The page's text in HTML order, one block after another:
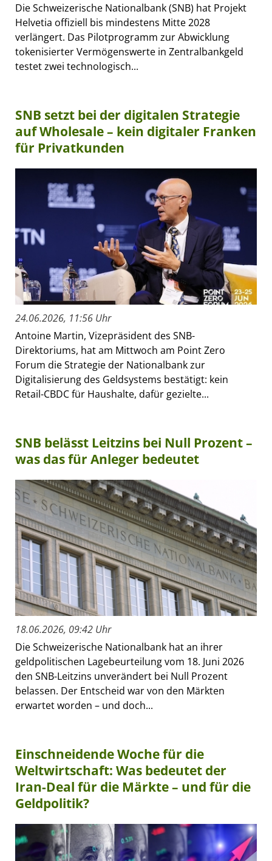
Die Schweizerische Nationalbank (SNB) hat Projekt
Helvetia offiziell bis mindestens Mitte 2028
verlängert. Das Pilotprogramm zur Abwicklung
tokenisierter Vermögenswerte in Zentralbankgeld
testet zwei technologisch...
SNB setzt bei der digitalen Strategie
auf Wholesale – kein digitaler Franken
für Privatkunden
24.06.2026, 11:56 Uhr
Antoine Martin, Vizepräsident des SNB-
Direktoriums, hat am Mittwoch am Point Zero
Forum die Strategie der Nationalbank zur
Digitalisierung des Geldsystems bestätigt: kein
Retail-CBDC für Haushalte, dafür gezielte...
SNB belässt Leitzins bei Null Prozent –
was das für Anleger bedeutet
18.06.2026, 09:42 Uhr
Die Schweizerische Nationalbank hat an ihrer
geldpolitischen Lagebeurteilung vom 18. Juni 2026
den SNB-Leitzins unverändert bei Null Prozent
belassen. Der Entscheid war von den Märkten
erwartet worden – und doch...
Einschneidende Woche für die
Weltwirtschaft: Was bedeutet der
Iran-Deal für die Märkte – und für die
Geldpolitik?